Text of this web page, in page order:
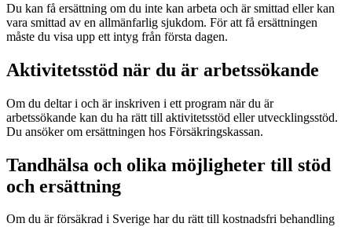
Du kan få ersättning om du inte kan arbeta och är smittad eller kan
vara smittad av en allmänfarlig sjukdom. För att få ersättningen
måste du visa upp ett intyg från första dagen.
Aktivitetsstöd när du är arbetssökande
Om du deltar i och är inskriven i ett program när du är
arbetssökande kan du ha rätt till aktivitetsstöd eller utvecklingsstöd.
Du ansöker om ersättningen hos Försäkringskassan.
Tandhälsa och olika möjligheter till stöd
och ersättning
Om du är försäkrad i Sverige har du rätt till kostnadsfri behandling